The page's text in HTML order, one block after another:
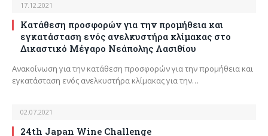
17.12.2021
Κατάθεση προσφορών για την προμήθεια και
εγκατάσταση ενός ανελκυστήρα κλίμακας στο
Δικαστικό Μέγαρο Νεάπολης Λασιθίου
Ανακοίνωση για την κατάθεση προσφορών για την προμήθεια και
εγκατάσταση ενός ανελκυστήρα κλίμακας για την…
02.07.2021
24th Japan Wine Challenge